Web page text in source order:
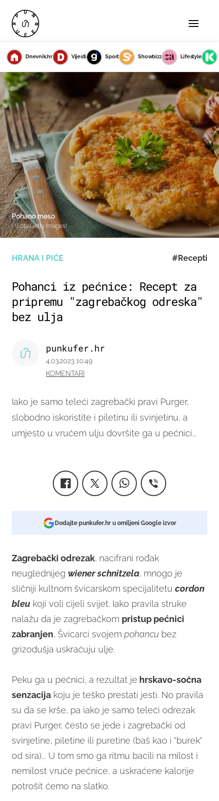
Dnevnik.hr Vijesti Sport Showbizz Lifestyle
HRANA I PIĆE #Recepti
Pohanci iz pećnice: Recept za
pripremu "zagrebačkog odreska"
bez ulja
Iako je samo teleći zagrebački pravi Purger,
slobodno iskoristite i piletinu ili svinjetinu, a
umjesto u vrućem ulju dovršite ga u pećnici...
punkufer.hr
4.03.2023 10:49
KOMENTARI
Pohano meso
(Foto:Getty Images)
Dodajte punkufer.hr u omiljeni Google izvor
Zagrebački odrezak, nacifrani rođak
neuglednijeg wiener schnitzela, mnogo je
sličniji kultnom švicarskom specijalitetu cordon
bleu koji voli cijeli svijet. Iako pravila struke
nalažu da je zagrebačkom pristup pećnici
zabranjen, Švicarci svojem pohancu bez
grizodušja uskraćuju ulje.
Peku ga u pećnici, a rezultat je hrskavo-sočna
senzacija koju je teško prestati jesti. No pravila
su da se krše, pa iako je samo teleći odrezak
pravi Purger, često se jede i zagrebački od
svinjetine, piletine ili puretine (baš kao i "burek"
od sira)... U tom smo ga ritmu bacili na milost i
nemilost vruće pećnice, a uskraćene kalorije
potrošit ćemo na slatko.